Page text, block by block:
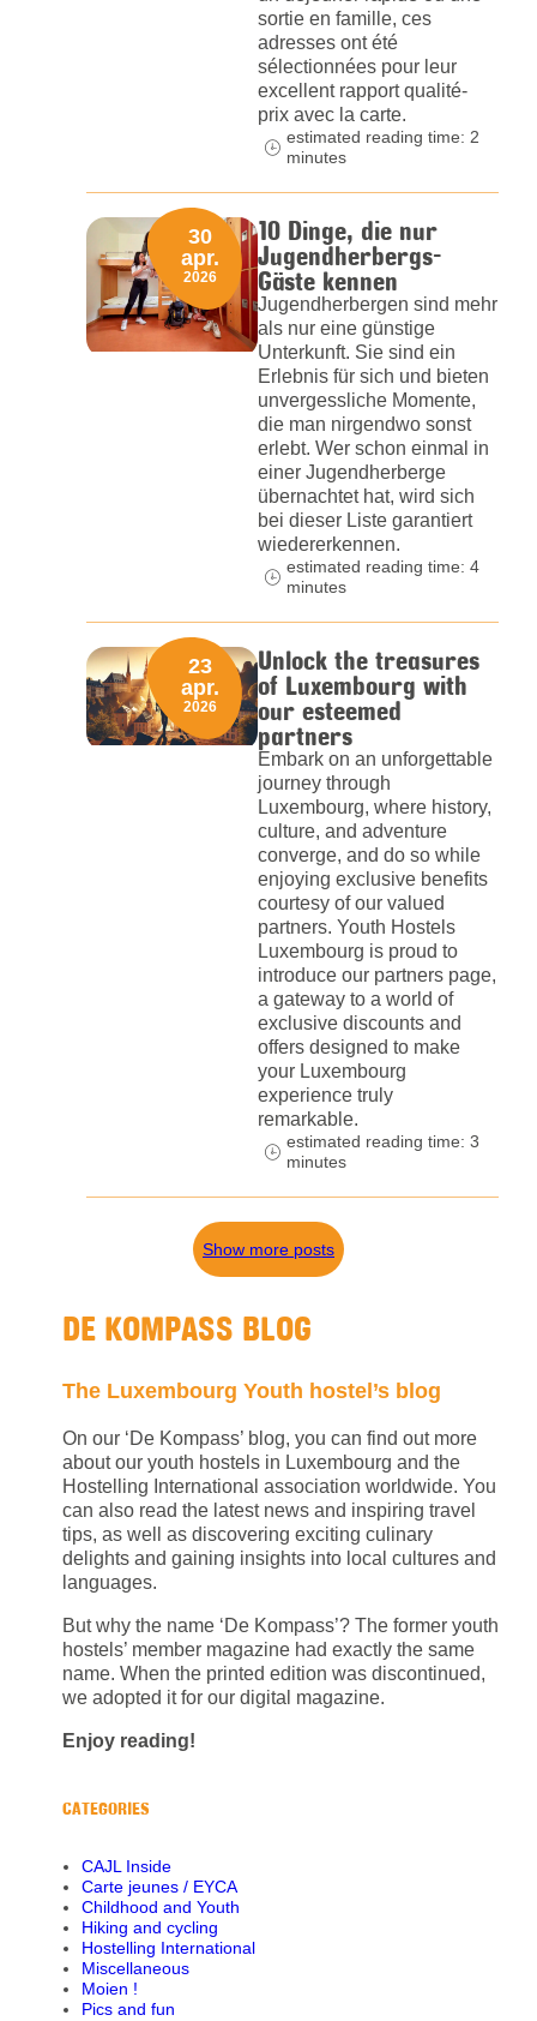
sortie en famille, ces
adresses ont été
sélectionnées pour leur
excellent rapport qualité-
prix avec la carte.
estimated reading time: 2
minutes
10 Dinge, die nur
Jugendherbergs-
Gäste kennen
Jugendherbergen sind mehr
als nur eine günstige
Unterkunft. Sie sind ein
Erlebnis für sich und bieten
unvergessliche Momente,
die man nirgendwo sonst
erlebt. Wer schon einmal in
einer Jugendherberge
übernachtet hat, wird sich
bei dieser Liste garantiert
wiedererkennen.
30
apr.
2026
estimated reading time: 4
minutes
Unlock the treasures
of Luxembourg with
our esteemed
partners
Embark on an unforgettable
journey through
Luxembourg, where history,
culture, and adventure
converge, and do so while
enjoying exclusive benefits
courtesy of our valued
partners. Youth Hostels
Luxembourg is proud to
introduce our partners page,
a gateway to a world of
exclusive discounts and
offers designed to make
your Luxembourg
experience truly
remarkable.
23
apr.
2026
estimated reading time: 3
minutes
Show more posts
DE KOMPASS BLOG
The Luxembourg Youth hostel’s blog
On our ‘De Kompass’ blog, you can find out more
about our youth hostels in Luxembourg and the
Hostelling International association worldwide. You
can also read the latest news and inspiring travel
tips, as well as discovering exciting culinary
delights and gaining insights into local cultures and
languages.
But why the name ‘De Kompass’? The former youth
hostels’ member magazine had exactly the same
name. When the printed edition was discontinued,
we adopted it for our digital magazine.
Enjoy reading!
CATEGORIES
CAJL Inside
Carte jeunes / EYCA
Childhood and Youth
Hiking and cycling
Hostelling International
Miscellaneous
Moien !
Pics and fun